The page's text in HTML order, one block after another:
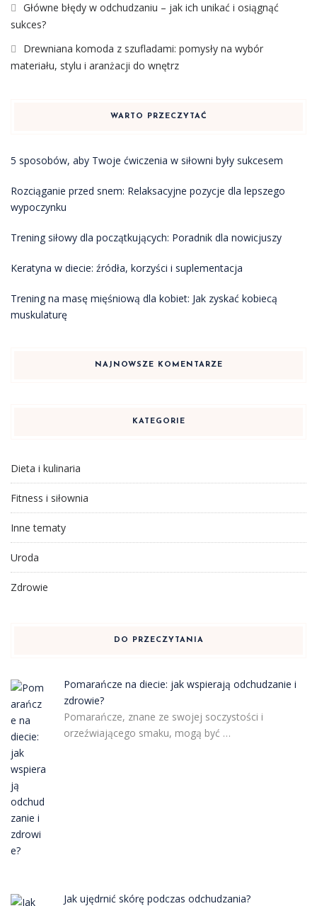
Główne błędy w odchudzaniu – jak ich unikać i osiągnąć
sukces?
Drewniana komoda z szufladami: pomysły na wybór
materiału, stylu i aranżacji do wnętrz
WARTO PRZECZYTAĆ
5 sposobów, aby Twoje ćwiczenia w siłowni były sukcesem
Rozciąganie przed snem: Relaksacyjne pozycje dla lepszego
wypoczynku
Trening siłowy dla początkujących: Poradnik dla nowicjuszy
Keratyna w diecie: źródła, korzyści i suplementacja
Trening na masę mięśniową dla kobiet: Jak zyskać kobiecą
muskulaturę
NAJNOWSZE KOMENTARZE
KATEGORIE
Dieta i kulinaria
Fitness i siłownia
Inne tematy
Uroda
Zdrowie
DO PRZECZYTANIA
Pomarańcze na diecie: jak wspierają odchudzanie i
zdrowie?
Pomarańcze, znane ze swojej soczystości i
orzeźwiającego smaku, mogą być …
Jak ujędrnić skórę podczas odchudzania?